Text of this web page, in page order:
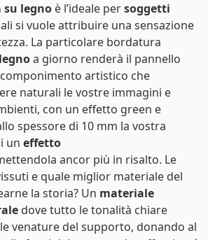
legno è l’ideale persoggetti
si vuole attribuire una sensazione
La particolare bordatura
a giorno renderà il pannello
artistico che
naturali le vostre immagini e
con un effetto green e
spessore di 10 mm la vostra
un effetto
ancor più in risalto. Le
e quale miglior materiale del
la storia? Un materiale
dove tutto le tonalità chiare
venature del supporto, donando al